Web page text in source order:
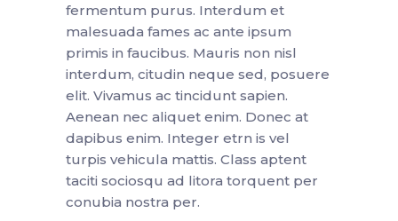
fermentum purus. Interdum et
malesuada fames ac ante ipsum
primis in faucibus. Mauris non nisl
interdum, citudin neque sed, posuere
elit. Vivamus ac tincidunt sapien.
Aenean nec aliquet enim. Donec at
dapibus enim. Integer etrn is vel
turpis vehicula mattis. Class aptent
taciti sociosqu ad litora torquent per
conubia nostra per.